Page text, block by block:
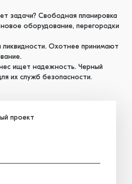
задачи? Свободная планировка
оборудование, перегородки
ликвидности. Охотнее принимают
ищет надежность. Черный
их служб безопасности.
проект